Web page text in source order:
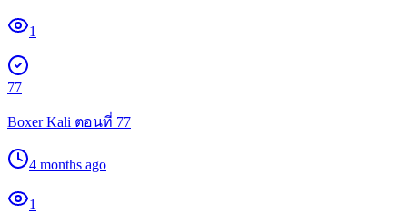
1
77
Boxer Kali ตอนที่ 77
4 months ago
1